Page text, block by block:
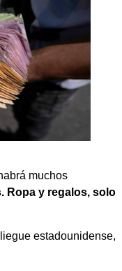
muchos
Ropa y regalos, solo
estadounidense,